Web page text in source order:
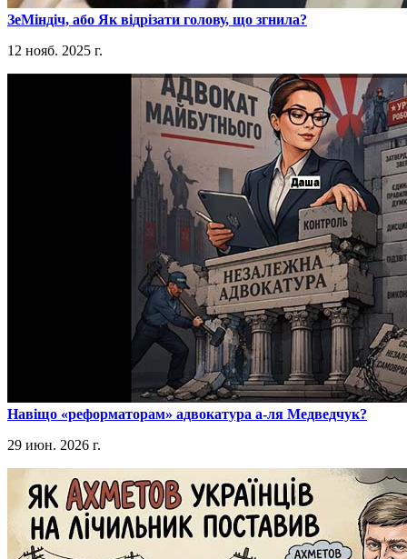
​ЗеМіндіч, або Як відрізати голову, що згнила?
12 нояб. 2025 г.
​Навіщо «реформаторам» адвокатура а-ля Медведчук?
29 июн. 2026 г.